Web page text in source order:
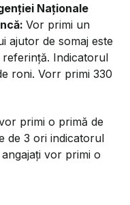
Naționale
Vor primi un
ajutor de somaj este
Indicatorul
roni. Vorr primi 330
primi o primă de
de 3 ori indicatorul
vor primi o